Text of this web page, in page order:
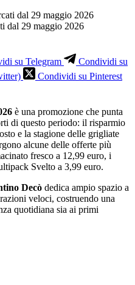
dal 29 maggio 2026
su Telegram
Condividi su
Condividi su Pinterest
è una promozione che punta
di questo periodo: il risparmio
e la stagione delle grigliate
alcune delle offerte più
fresco a 12,99 euro, i
Svelto a 3,99 euro.
Decò dedica ampio spazio a
veloci, costruendo una
quotidiana sia ai primi